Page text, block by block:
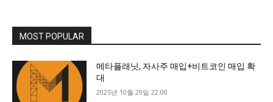
MOST POPULAR
메타플래닛, 자사주 매입+비트코인 매입 확
대
2025년 10월 29일 22:00